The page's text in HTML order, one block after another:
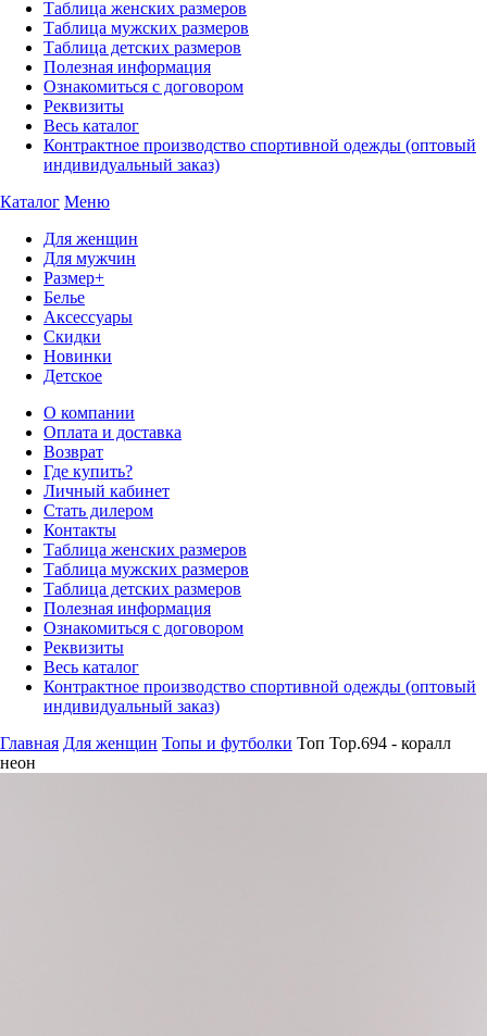
Таблица женских размеров
Таблица мужских размеров
Таблица детских размеров
Полезная информация
Ознакомиться с договором
Реквизиты
Весь каталог
Контрактное производство спортивной одежды (оптовый
индивидуальный заказ)
Каталог Меню
Для женщин
Для мужчин
Размер+
Белье
Аксессуары
Скидки
Новинки
Детское
О компании
Оплата и доставка
Возврат
Где купить?
Личный кабинет
Стать дилером
Контакты
Таблица женских размеров
Таблица мужских размеров
Таблица детских размеров
Полезная информация
Ознакомиться с договором
Реквизиты
Весь каталог
Контрактное производство спортивной одежды (оптовый
индивидуальный заказ)
Главная Для женщин Топы и футболки Топ Top.694 - коралл
неон